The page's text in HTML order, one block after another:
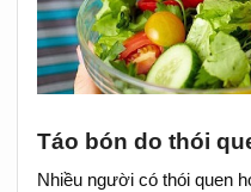
Táo bón do thói
Nhiều người có thói quen